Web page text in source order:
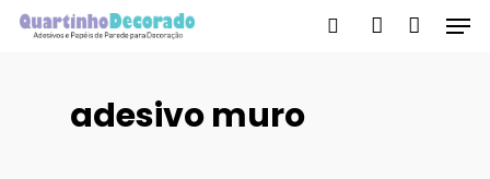
Skip
adesivo muro